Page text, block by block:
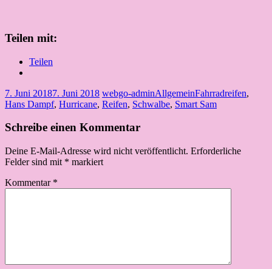
Teilen mit:
Teilen
7. Juni 20187. Juni 2018 webgo-adminAllgemeinFahrradreifen,
Hans Dampf, Hurricane, Reifen, Schwalbe, Smart Sam
Schreibe einen Kommentar
Deine E-Mail-Adresse wird nicht veröffentlicht. Erforderliche
Felder sind mit * markiert
Kommentar *